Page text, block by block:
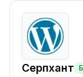
Серпхант